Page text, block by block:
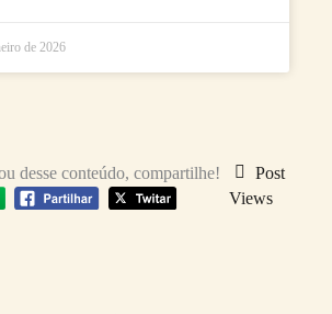
de 2026
desse conteúdo, compartilhe!
Post
Views